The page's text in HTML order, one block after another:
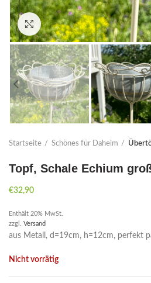
Click to enlarge
Startseite Schönes für Daheim
Topf, Schale Echium
€32,90
Enthält 20% MwSt.
zzgl. Versand
aus Metall, d=19cm, h=12cm, perfekt
Nicht vorrätig